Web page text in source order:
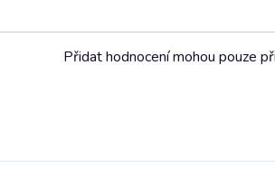
Přidat hodnocení mohou pouze